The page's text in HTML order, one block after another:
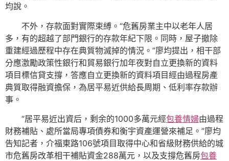
均說。
不外，存款面對實際束縛。“危舊房業主中以老年人居
多，有的超越了部門銀行的存款年紀下限。同時，屋子撤除
重建經過歷程中存在典質物滅掉的情況。”廖均提出，相干部
分應激勵政策性銀行和貿易銀行加年夜對自立更換新的資料
項目標信貸支撐，答應自立更換新的資料項目經由過程房產
典質取得融資擔保，為居平易近供給長周期、低利率存款辦
事。
“居平易近出資后，剩余的1000多萬元經包養情婦由過程
財務補貼、處所當局專項債券和衡宇資產運營來補足。”廖均
告知記者，介福東路106號項目取得中心和省級財務供給的城
市危舊房改革相干補貼資金288萬元，以及支撐危舊房包養